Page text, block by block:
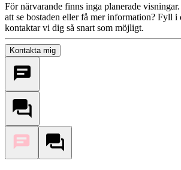
För närvarande finns inga planerade
att se bostaden eller få mer information? Fyll i
kontaktar vi dig så snart som möjligt.
Kontakta mig